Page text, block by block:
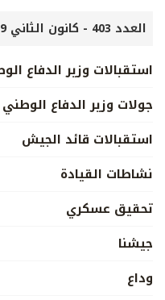
العدد 403 - كانون الثاني 2019
استقبالات وزير الدفاع
جولات وزير الدفاع الوطني
استقبالات قائد الجيش
نشاطات القيادة
تحقيق عسكري
جيشنا
وداع